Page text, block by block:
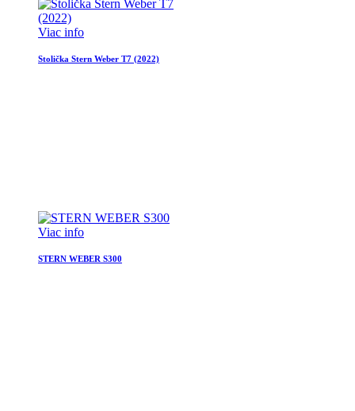
Viac info
Stolička Stern Weber T7 (2022)
Viac info
STERN WEBER S300